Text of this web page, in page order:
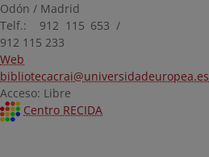
Odón / Madrid
Telf.: 912 115 653 /
912 115 233
Web
bibliotecacrai@universidadeuropea.es
Acceso: Libre
Centro RECIDA